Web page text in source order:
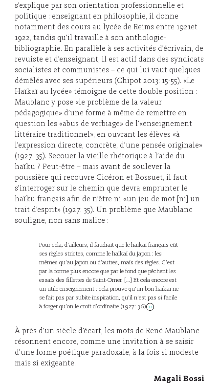
s’explique par son orientation professionnelle et
politique : enseignant en philosophie, il donne
notamment des cours au lycée de Reims entre 1921et
1922, tandis qu’il travaille à son anthologie-
bibliographie. En parallèle à ses activités d’écrivain, de
revuiste et d’enseignant, il est actif dans des syndicats
socialistes et communistes – ce qui lui vaut quelques
démêlés avec ses supérieurs (Chipot 2013: 15-55). «Le
Haïkaï au lycée» témoigne de cette double position :
Maublanc y pose «le problème de la valeur
pédagogique» d’une forme à même de remettre en
question les «abus de verbiage» de l’«enseignement
littéraire traditionnel», en ouvrant les élèves «à
l’expression directe, concrète, d’une pensée originale»
(1927: 35). Secouer la vieille rhétorique à l’aide du
haïku ? Peut-être – mais avant de soulever la
poussière qui recouvre Cicéron et Bossuet, il faut
s’interroger sur le chemin que devra emprunter le
haïku français afin de n’être ni «un jeu de mot [ni] un
trait d’esprit» (1927: 35). Un problème que Maublanc
souligne, non sans malice :
Pour cela, d’ailleurs, il faudrait que le haïkaï français eût
ses règles strictes, comme le haïkaï du Japon : les
mêmes qu’au Japon ou d’autres, mais des règles. C’est
par la forme plus encore que par le fond que pêchent les
essais des fillettes de Saint-Omer. […] Et cela encore est
un utile enseignement : cela prouve qu’un bon haïkaï ne
se fait pas par subite inspiration, qu’il n’est pas si facile
à forger qu’on le croit d’ordinaire (1927: 36) 11 .
À près d’un siècle d’écart, les mots de René Maublanc
résonnent encore, comme une invitation à se saisir
d’une forme poétique paradoxale, à la fois si modeste
mais si exigeante.
Magali Bossi